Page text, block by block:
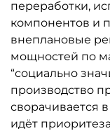
переработки,
компонентов и
внеплановые
мощностей по
“социально
производство
сворачивается
идёт